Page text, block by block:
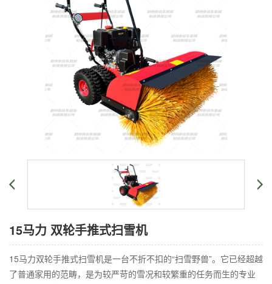
15马力 双轮手推式扫雪机
15马力双轮手推式扫雪机是一台不折不扣的“扫雪野兽”。它已经超越
了普通家用的范畴，是为较严苛的雪况和较繁重的任务而生的专业